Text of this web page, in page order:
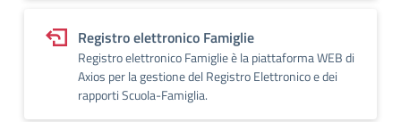
Registro elettronico Famiglie
Registro elettronico Famiglie è la piattaforma WEB di
Axios per la gestione del Registro Elettronico e dei
rapporti Scuola-Famiglia.